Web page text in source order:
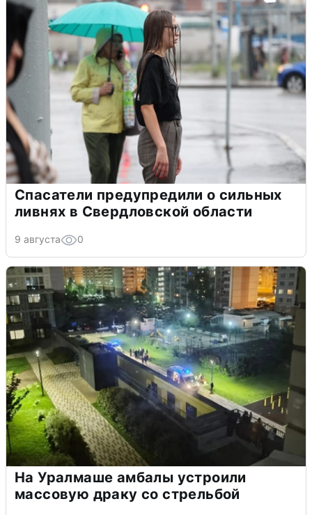
Спасатели предупредили о сильных
ливнях в Свердловской области
9 августа 0
На Уралмаше амбалы устроили
массовую драку со стрельбой